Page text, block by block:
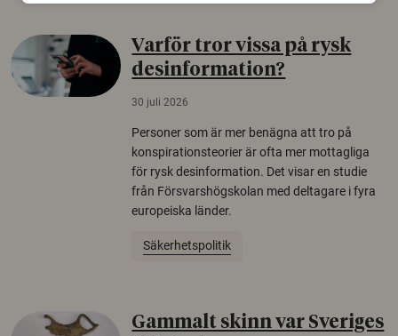
Varför tror vissa på rysk
desinformation?
30 juli 2026
Personer som är mer benägna att tro på
konspirationsteorier är ofta mer mottagliga
för rysk desinformation. Det visar en studie
från Försvarshögskolan med deltagare i fyra
europeiska länder.
Säkerhetspolitik
Gammalt skinn var Sveriges